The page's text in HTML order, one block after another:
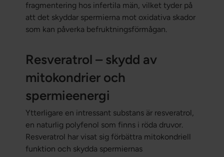
fragmentering hos infertila män, vilket tyder på
att det skyddar spermierna mot oxidativa skador
som kan påverka befruktningsförmågan.
Resveratrol – skydd av
mitokondrier och
spermieenergi
Ytterligare en intressant substans är resveratrol,
en naturlig polyfenol som finns i röda druvor.
Resveratrol har visat sig förbättra mitokondriell
funktion och skydda spermiernas